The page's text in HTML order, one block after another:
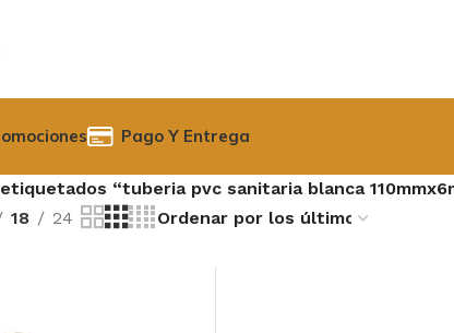
Pago Y Entrega
“tuberia pvc sanitaria blanca
18 24